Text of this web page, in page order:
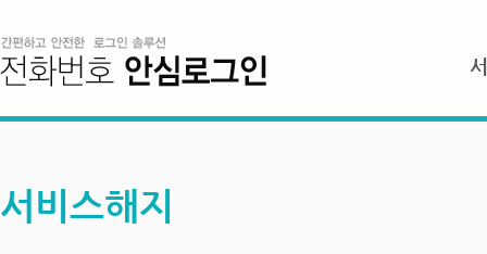
서비스해지